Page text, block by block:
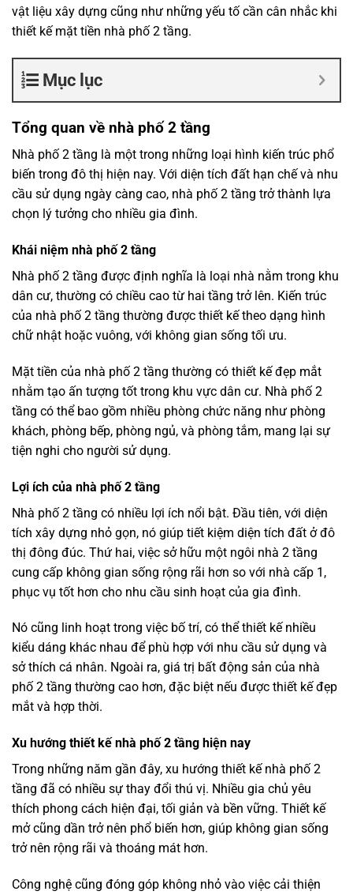
vật liệu xây dựng cũng như những yếu tố cần cân nhắc khi
thiết kế mặt tiền nhà phố 2 tầng.
Mục lục
Tổng quan về nhà phố 2 tầng
Nhà phố 2 tầng là một trong những loại hình kiến trúc phổ
biến trong đô thị hiện nay. Với diện tích đất hạn chế và nhu
cầu sử dụng ngày càng cao, nhà phố 2 tầng trở thành lựa
chọn lý tưởng cho nhiều gia đình.
Khái niệm nhà phố 2 tầng
Nhà phố 2 tầng được định nghĩa là loại nhà nằm trong khu
dân cư, thường có chiều cao từ hai tầng trở lên. Kiến trúc
của nhà phố 2 tầng thường được thiết kế theo dạng hình
chữ nhật hoặc vuông, với không gian sống tối ưu.
Mặt tiền của nhà phố 2 tầng thường có thiết kế đẹp mắt
nhằm tạo ấn tượng tốt trong khu vực dân cư. Nhà phố 2
tầng có thể bao gồm nhiều phòng chức năng như phòng
khách, phòng bếp, phòng ngủ, và phòng tắm, mang lại sự
tiện nghi cho người sử dụng.
Lợi ích của nhà phố 2 tầng
Nhà phố 2 tầng có nhiều lợi ích nổi bật. Đầu tiên, với diện
tích xây dựng nhỏ gọn, nó giúp tiết kiệm diện tích đất ở đô
thị đông đúc. Thứ hai, việc sở hữu một ngôi nhà 2 tầng
cung cấp không gian sống rộng rãi hơn so với nhà cấp 1,
phục vụ tốt hơn cho nhu cầu sinh hoạt của gia đình.
Nó cũng linh hoạt trong việc bố trí, có thể thiết kế nhiều
kiểu dáng khác nhau để phù hợp với nhu cầu sử dụng và
sở thích cá nhân. Ngoài ra, giá trị bất động sản của nhà
phố 2 tầng thường cao hơn, đặc biệt nếu được thiết kế đẹp
mắt và hợp thời.
Xu hướng thiết kế nhà phố 2 tầng hiện nay
Trong những năm gần đây, xu hướng thiết kế nhà phố 2
tầng đã có nhiều sự thay đổi thú vị. Nhiều gia chủ yêu
thích phong cách hiện đại, tối giản và bền vững. Thiết kế
mở cũng dần trở nên phổ biến hơn, giúp không gian sống
trở nên rộng rãi và thoáng mát hơn.
Công nghệ cũng đóng góp không nhỏ vào việc cải thiện